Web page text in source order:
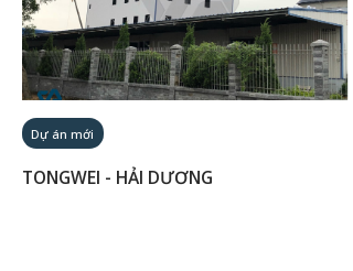
Dự án mới
TONGWEI - HẢI DƯƠNG